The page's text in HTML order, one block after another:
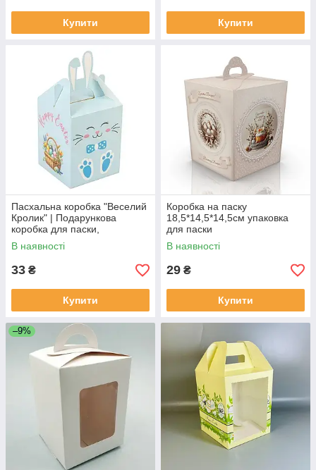
Купити Купити
Пасхальна коробка "Веселий
Кролик" | Подарункова
коробка для паски,
солодощів та подарунків
голуба
В наявності
33 ₴
Купити
Коробка на паску
18,5*14,5*14,5см упаковка
для паски
В наявності
29 ₴
Купити
–9%